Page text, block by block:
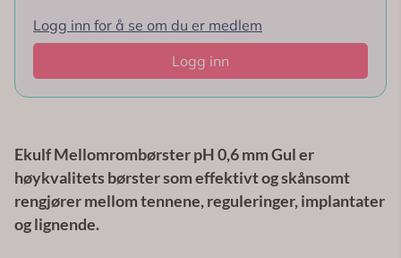
Logg inn for å se om du er medlem
Logg inn
Ekulf Mellomrombørster pH 0,6 mm Gul er
høykvalitets børster som effektivt og skånsomt
rengjører mellom tennene, reguleringer, implantater
og lignende.